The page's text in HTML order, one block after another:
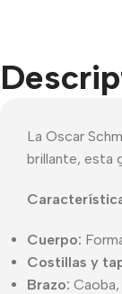
La Oscar
brillante, esta
Cuerpo:
Costillas y
Brazo: